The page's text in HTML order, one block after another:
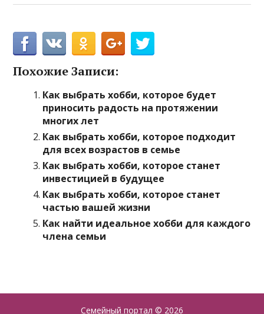
Похожие Записи:
Как выбрать хобби, которое будет
приносить радость на протяжении
многих лет
Как выбрать хобби, которое подходит
для всех возрастов в семье
Как выбрать хобби, которое станет
инвестицией в будущее
Как выбрать хобби, которое станет
частью вашей жизни
Как найти идеальное хобби для каждого
члена семьи
Семейный портал © 2026